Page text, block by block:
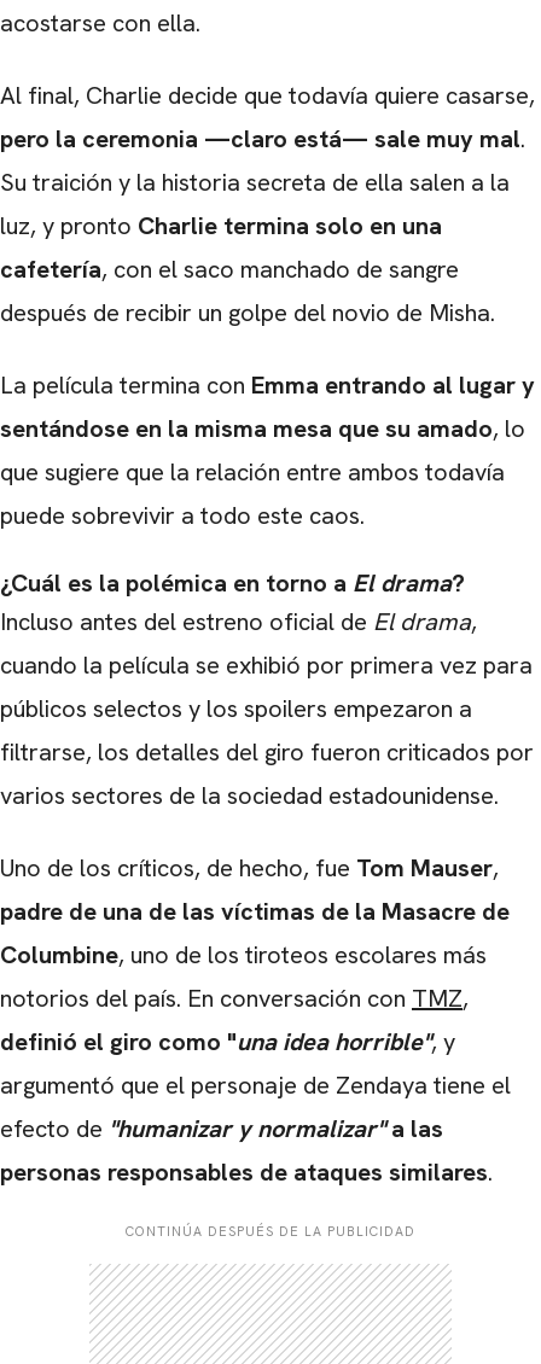
acostarse con ella.
Al final, Charlie decide que todavía quiere casarse,
pero la ceremonia —claro está— sale muy mal.
Su traición y la historia secreta de ella salen a la
luz, y pronto Charlie termina solo en una
cafetería, con el saco manchado de sangre
después de recibir un golpe del novio de Misha.
La película termina con Emma entrando al lugar y
sentándose en la misma mesa que su amado, lo
que sugiere que la relación entre ambos todavía
puede sobrevivir a todo este caos.
¿Cuál es la polémica en torno a El drama?
Incluso antes del estreno oficial de El drama,
cuando la película se exhibió por primera vez para
públicos selectos y los spoilers empezaron a
filtrarse, los detalles del giro fueron criticados por
varios sectores de la sociedad estadounidense.
Uno de los críticos, de hecho, fue Tom Mauser,
padre de una de las víctimas de la Masacre de
Columbine, uno de los tiroteos escolares más
notorios del país. En conversación con TMZ,
definió el giro como "una idea horrible", y
argumentó que el personaje de Zendaya tiene el
efecto de "humanizar y normalizar"a las
personas responsables de ataques similares.
CONTINÚA DESPUÉS DE LA PUBLICIDAD